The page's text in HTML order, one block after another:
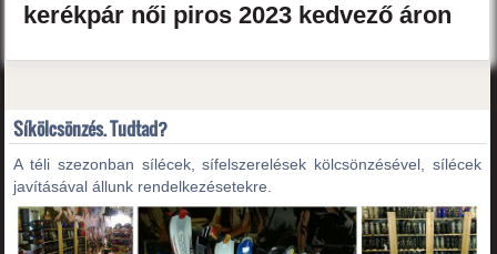
kerékpár női piros2023 kedvező áron
Síkölcsönzés. Tudtad?
A téli szezonban sílécek, sífelszerelések kölcsönzésével, sílécek
javításával állunk rendelkezésetekre.